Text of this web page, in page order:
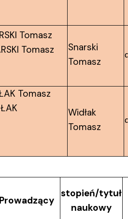
Tomasz
Tomasz
Snarski
Tomasz
Tomasz
Widłak
Tomasz
Prowadzący
stopień/tytuł
naukowy